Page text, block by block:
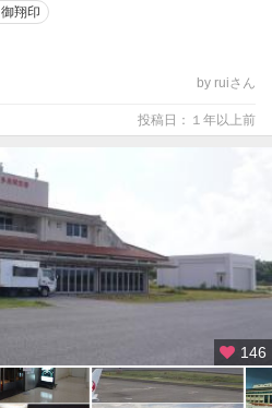
御翔印
by ruiさん
投稿日：１年以上前
146